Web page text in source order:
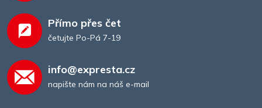
Přímo přes čet
četujte Po-Pá 7-19
info@expresta.cz
napište nám na náš e-mail